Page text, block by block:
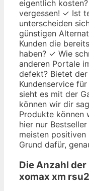
eigentlich
vergessen! ✓ Ist
unterscheiden
günstigen
Kunden die
haben? ✓ Wie
anderen Portale
defekt? Bietet
Kundenservice
sieht es mit der
können wir dir
Produkte können
hier nur
meisten positiven
Grund dafür,
Die Anzahl
xomax xm